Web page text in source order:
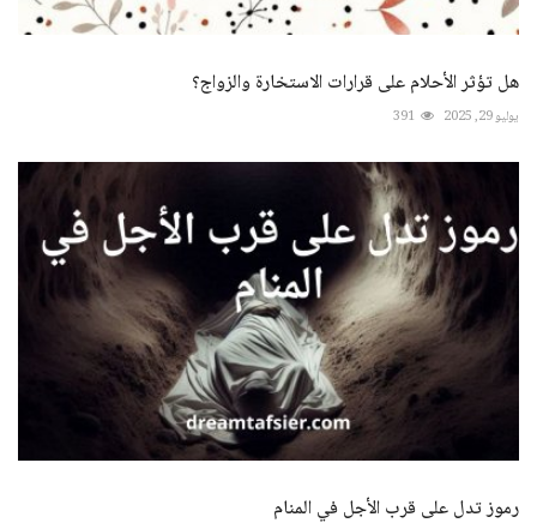
هل تؤثر الأحلام على قرارات الاستخارة والزواج؟
يوليو 29, 2025 391
رموز تدل على قرب الأجل في المنام